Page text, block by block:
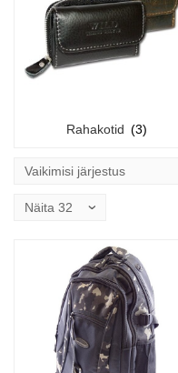
Rahakotid (3)